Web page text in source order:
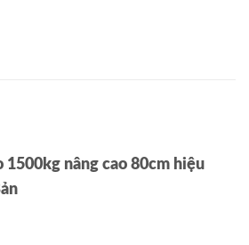
1500kg nâng cao 80cm hiệu